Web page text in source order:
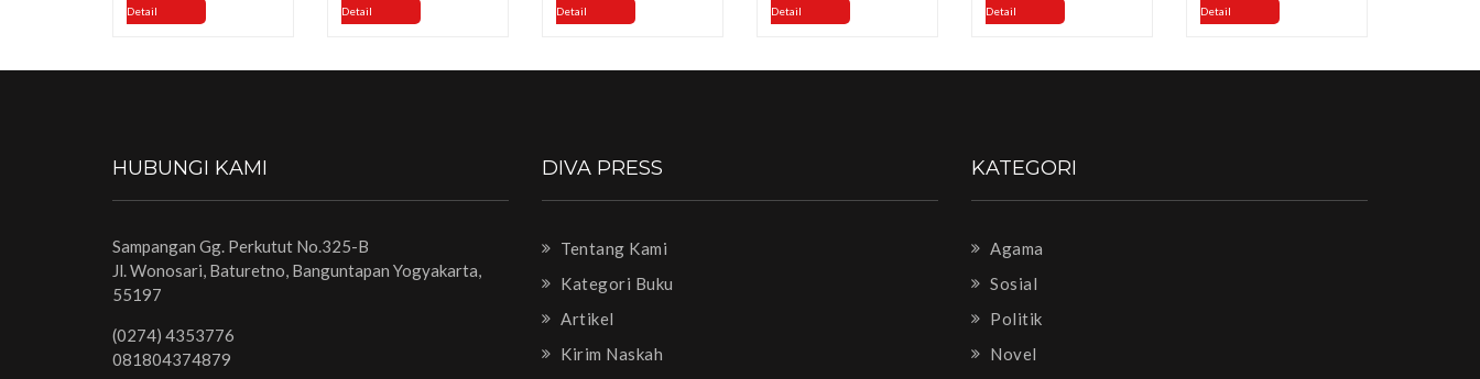
Detail Detail Detail Detail Detail Detail
HUBUNGI KAMI
Sampangan Gg. Perkutut No.325-B
Jl. Wonosari, Baturetno, Banguntapan Yogyakarta,
55197
(0274) 4353776
081804374879
DIVA PRESS
Tentang Kami
Kategori Buku
Artikel
Kirim Naskah
KATEGORI
Agama
Sosial
Politik
Novel